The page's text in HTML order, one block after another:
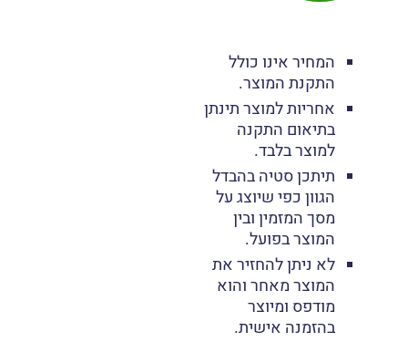
המחיר אינו כולל
התקנת המוצר.
אחריות למוצר תינתן
בתיאום התקנה
למוצר בלבד.
תיתכן סטיה בהבדל
הגוון כפי שיוצג על
מסך המזמין ובין
המוצר בפועל.
לא ניתן להחזיר את
המוצר מאחר והוא
מודפס ומיוצר
בהזמנה אישית.